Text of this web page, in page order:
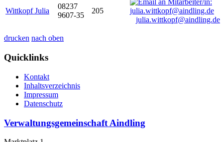
Wittkopf Julia
08237
9607-35
205
julia.wittkopf@aindling.de
drucken nach oben
Quicklinks
Kontakt
Inhaltsverzeichnis
Impressum
Datenschutz
Verwaltungsgemeinschaft Aindling